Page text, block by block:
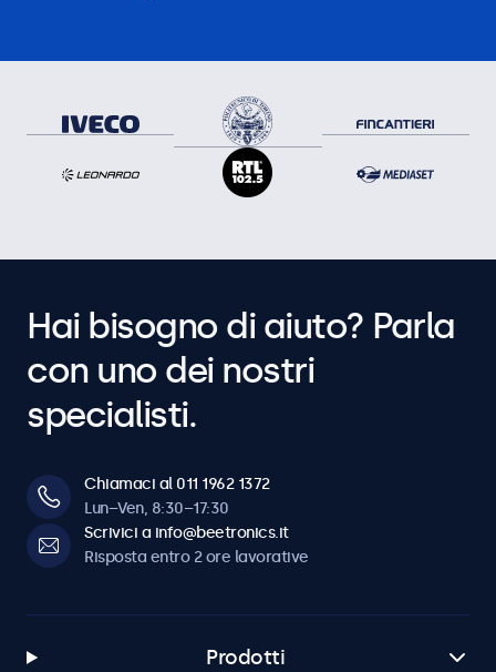
Hai bisogno di aiuto? Parla
con uno dei nostri
specialisti.
Chiamaci al 011 1962 1372
Lun–Ven, 8:30–17:30
Scrivici a info@beetronics.it
Risposta entro 2 ore lavorative
Prodotti